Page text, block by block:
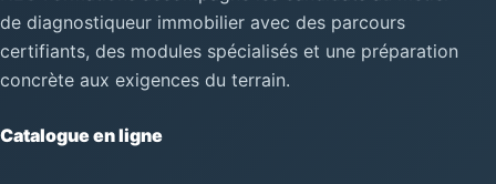
de diagnostiqueur immobilier avec des parcours
certifiants, des modules spécialisés et une préparation
concrète aux exigences du terrain.
Catalogue en ligne